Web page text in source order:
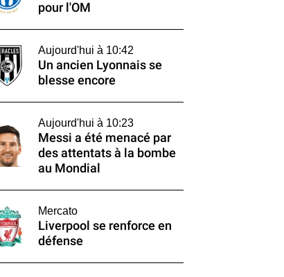
pour l'OM
Aujourd'hui à 10:42
Un ancien Lyonnais se
blesse encore
Aujourd'hui à 10:23
Messi a été menacé par
des attentats à la bombe
au Mondial
Mercato
Liverpool se renforce en
défense